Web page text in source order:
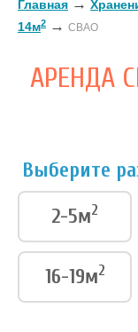
Главная →
14м2 → СВАО
АРЕНДА
Выберите
2-5м2
16-19м2